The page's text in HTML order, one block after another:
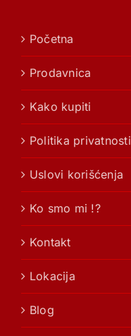
Početna
Prodavnica
Kako kupiti
Politika privatnosti
Uslovi korišćenja
Ko smo mi !?
Kontakt
Lokacija
Blog